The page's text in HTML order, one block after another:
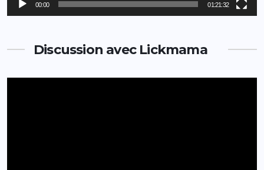
00:00 01:21:32
Discussion avec Lickmama